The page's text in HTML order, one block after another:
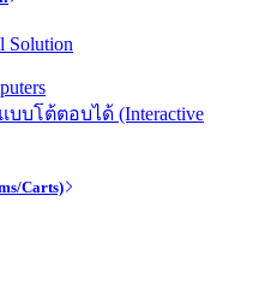
Solution
บโต้ตอบได้ (Interactive
Carts)